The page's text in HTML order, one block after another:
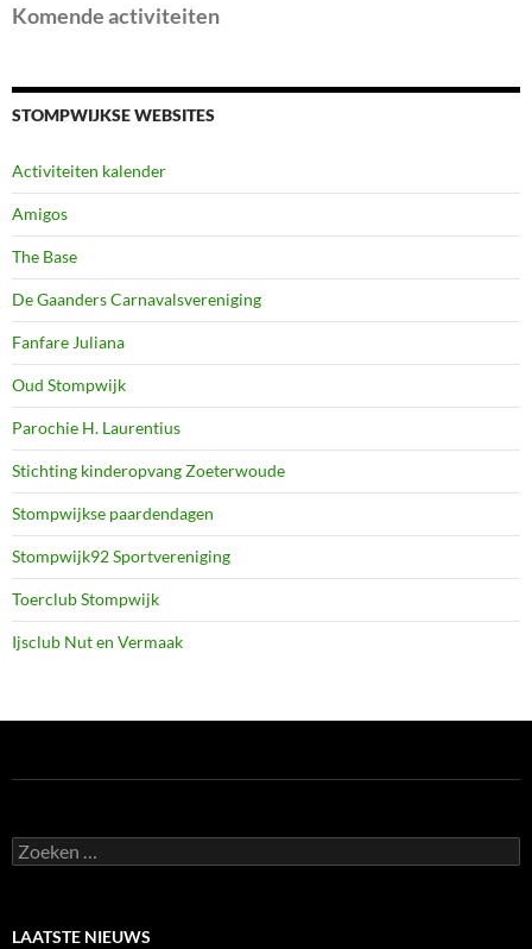
Komende activiteiten
STOMPWIJKSE WEBSITES
Activiteiten kalender
Amigos
The Base
De Gaanders Carnavalsvereniging
Fanfare Juliana
Oud Stompwijk
Parochie H. Laurentius
Stichting kinderopvang Zoeterwoude
Stompwijkse paardendagen
Stompwijk92 Sportvereniging
Toerclub Stompwijk
Ijsclub Nut en Vermaak
Zoeken
naar:
LAATSTE NIEUWS